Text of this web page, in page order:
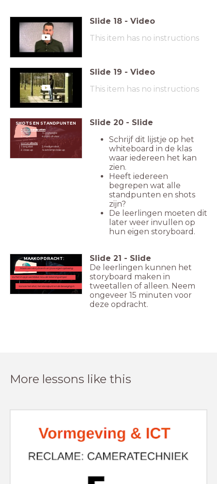
Slide 18 - Video
This item has no instructions
Slide 19 - Video
This item has no instructions
SHOTS EN STANDPUNTEN
soortenstandpunten
1. kikker 3. ooghoogte
2. vogel 4. point-of-view
soortenshots
1. long shot 3. medium shot
2. close-up 4. extreme close-up
Slide 20 - Slide
Schrijf dit lijstje op het
whiteboard in de klas
waar iedereen het kan
zien.
Heeft iedereen
begrepen wat alle
standpunten en shots
zijn?
De leerlingen moeten dit
later weer invullen op
hun eigen storyboard.
MAAKOPDRACHT:
Maak een storyboard van jouw eigen oplossing.
Vul het in op je werkblad. Hou de tekening simpel.
Vul ook het shot, het standpunt en de beweging in.
Slide 21 - Slide
De leerlingen kunnen het
storyboard maken in
tweetallen of alleen. Neem
ongeveer 15 minuten voor
deze opdracht.
More lessons like this